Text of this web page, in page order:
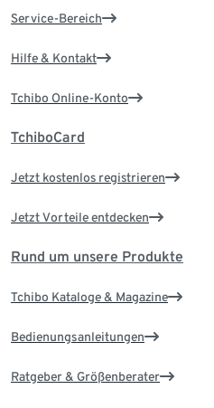
Service-Bereich
Hilfe & Kontakt
Tchibo Online-Konto
TchiboCard
Jetzt kostenlos registrieren
Jetzt Vorteile entdecken
Rund um unsere Produkte
Tchibo Kataloge & Magazine
Bedienungsanleitungen
Ratgeber & Größenberater